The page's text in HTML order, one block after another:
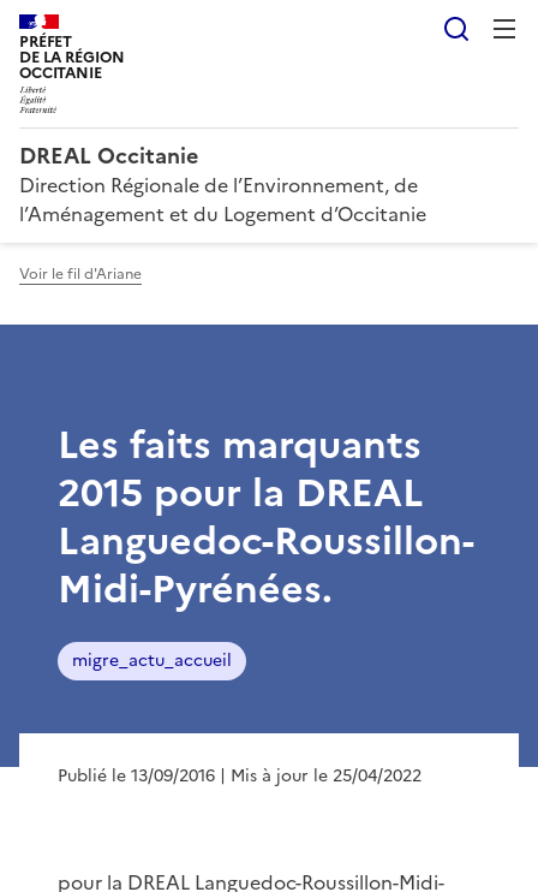
PRÉFET
DE LA RÉGION
OCCITANIE
DREAL Occitanie
Direction Régionale de l’Environnement, de
l’Aménagement et du Logement d’Occitanie
Voir le fil d'Ariane
Les faits marquants
2015 pour la DREAL
Languedoc-Roussillon-
Midi-Pyrénées.
migre_actu_accueil
Publié le 13/09/2016 | Mis à jour le 25/04/2022
pour la DREAL Languedoc-Roussillon-Midi-